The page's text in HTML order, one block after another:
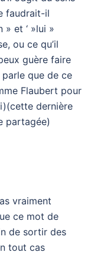
faudrait-il
et ‘ »lui »
ou ce qu’il
guère faire
que de ce
Flaubert pour
dernière
partagée)
vraiment
ce mot de
de sortir des
tout cas